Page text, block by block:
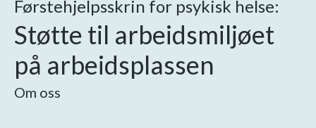
Førstehjelpsskrin for psykisk helse:
Støtte til arbeidsmiljøet
på arbeidsplassen
Om oss